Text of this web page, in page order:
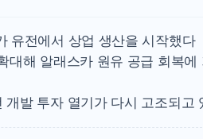
서울
효성중
딥시크
CJ프레
초박빙
유전에서 상업 생산을 시작했다
대해 알래스카 원유 공급 회복에
발 투자 열기가 다시 고조되고